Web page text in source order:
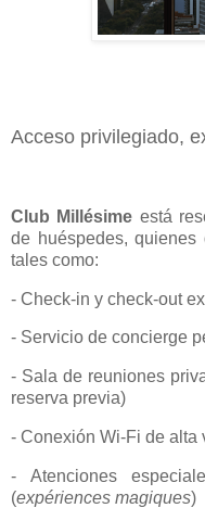
Acceso privilegiado,
Club Millésime está
de huéspedes, quienes
tales como:
- Check-in y check-out
- Servicio de concierge
- Sala de reuniones
reserva previa)
- Conexión Wi-Fi de alta
- Atenciones
(expériences magiques)